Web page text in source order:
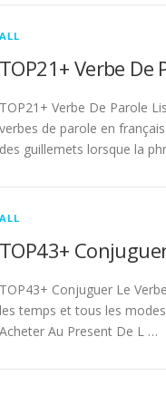
ALL
TOP21+ Verbe De
TOP21+ Verbe De Parole
verbes de parole en
des guillemets lorsque la
ALL
TOP43+
TOP43+ Conjuguer Le
les temps et tous les
Acheter Au Present De L …